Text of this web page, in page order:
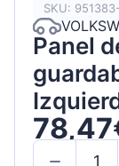
SKU:
Panel